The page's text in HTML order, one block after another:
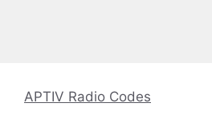
APTIV Radio Codes